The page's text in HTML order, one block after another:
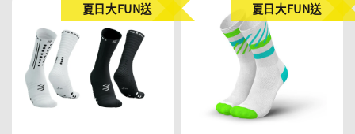
夏日大FUN送 夏日大FUN送